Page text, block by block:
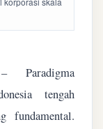
tengah
fundamental.